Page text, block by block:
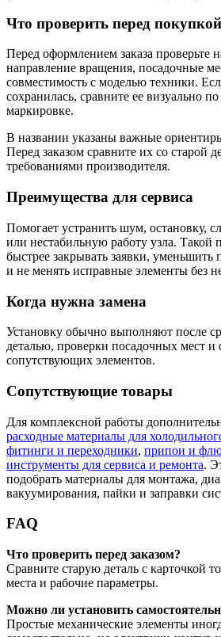
Что проверить перед покупкой
Перед оформлением заказа проверьте
направление вращения, посадочные
совместимость с моделью техники.
сохранилась, сравните ее визуально
маркировке.
В названии указаны важные
Перед заказом сравните их со старой
требованиями производителя.
Преимущества для сервиса
Помогает устранить шум, остановку,
или нестабильную работу узла. Такой
быстрее закрывать заявки, уменьшить
и не менять исправные элементы без
Когда нужна замена
Установку обычно выполняют после
деталью, проверки посадочных мест и
сопутствующих элементов.
Сопутствующие товары
Для комплексной работы
расходные материалы для
фитинги и переходники, припои и
инструменты для сервиса и ремонта.
подобрать материалы для монтажа,
вакуумирования, пайки и заправки
FAQ
Что проверить перед заказом?
Сравните старую деталь с карточкой
места и рабочие параметры.
Можно ли установить
Простые механические элементы